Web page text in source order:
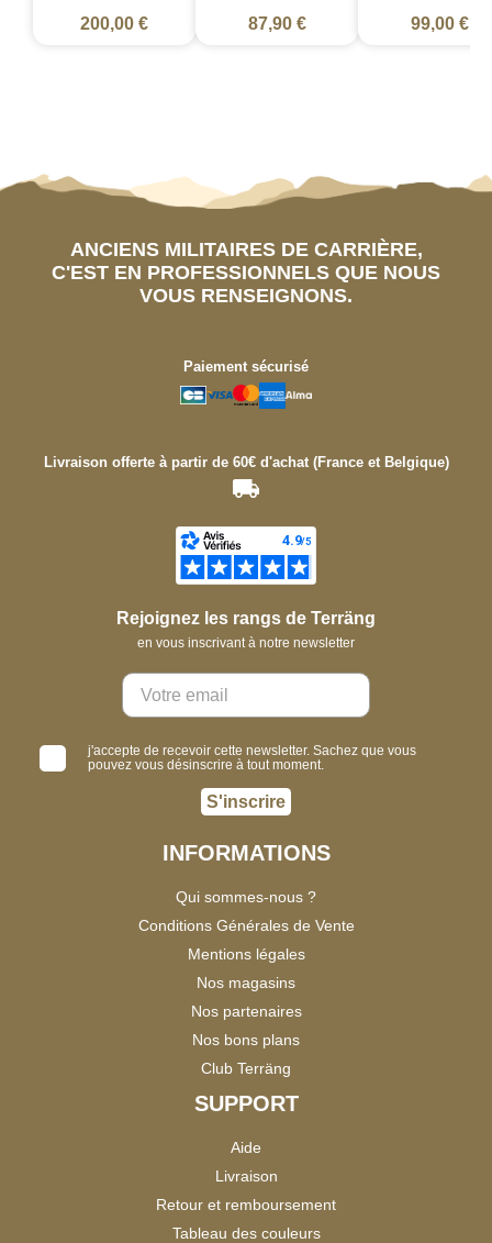
200,00 € 87,90 € 99,00 €
ANCIENS MILITAIRES DE CARRIÈRE,
C'EST EN PROFESSIONNELS QUE NOUS
VOUS RENSEIGNONS.
Paiement sécurisé
Livraison offerte à partir de 60€ d'achat (France et Belgique)
Rejoignez les rangs de Terräng
en vous inscrivant à notre newsletter
j'accepte de recevoir cette newsletter. Sachez que vous
pouvez vous désinscrire à tout moment.
S'inscrire
INFORMATIONS
Qui sommes-nous ?
Conditions Générales de Vente
Mentions légales
Nos magasins
Nos partenaires
Nos bons plans
Club Terräng
SUPPORT
Aide
Livraison
Retour et remboursement
Tableau des couleurs